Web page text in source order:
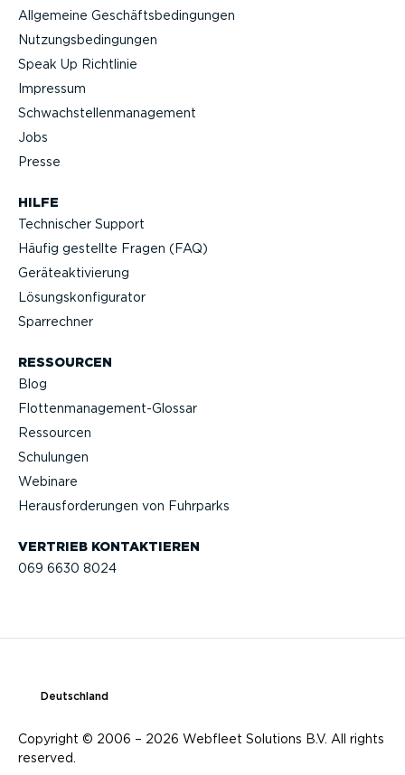
VERTRIEB KONTAK­TIEREN
069 6630 8024
HILFE
Technischer Support
Häufig gestellte Fragen (FAQ)
Geräteak­ti­vierung
Lösungs­kon­fi­gu­rator
Sparrechner
RESSOURCEN
Blog
Flotten­management-Glossar
Ressourcen
Schulungen
Webinare
Heraus­for­de­rungen von Fuhrparks
Allgemeine Geschäfts­be­din­gungen
Nutzungs­be­din­gungen
Speak Up Richtlinie
Impressum
Schwach­stel­len­ma­nagement
Jobs
Presse
Copyright © 2006 – 2026 Webfleet Solutions B.V. All rights
reserved.
Deutschland